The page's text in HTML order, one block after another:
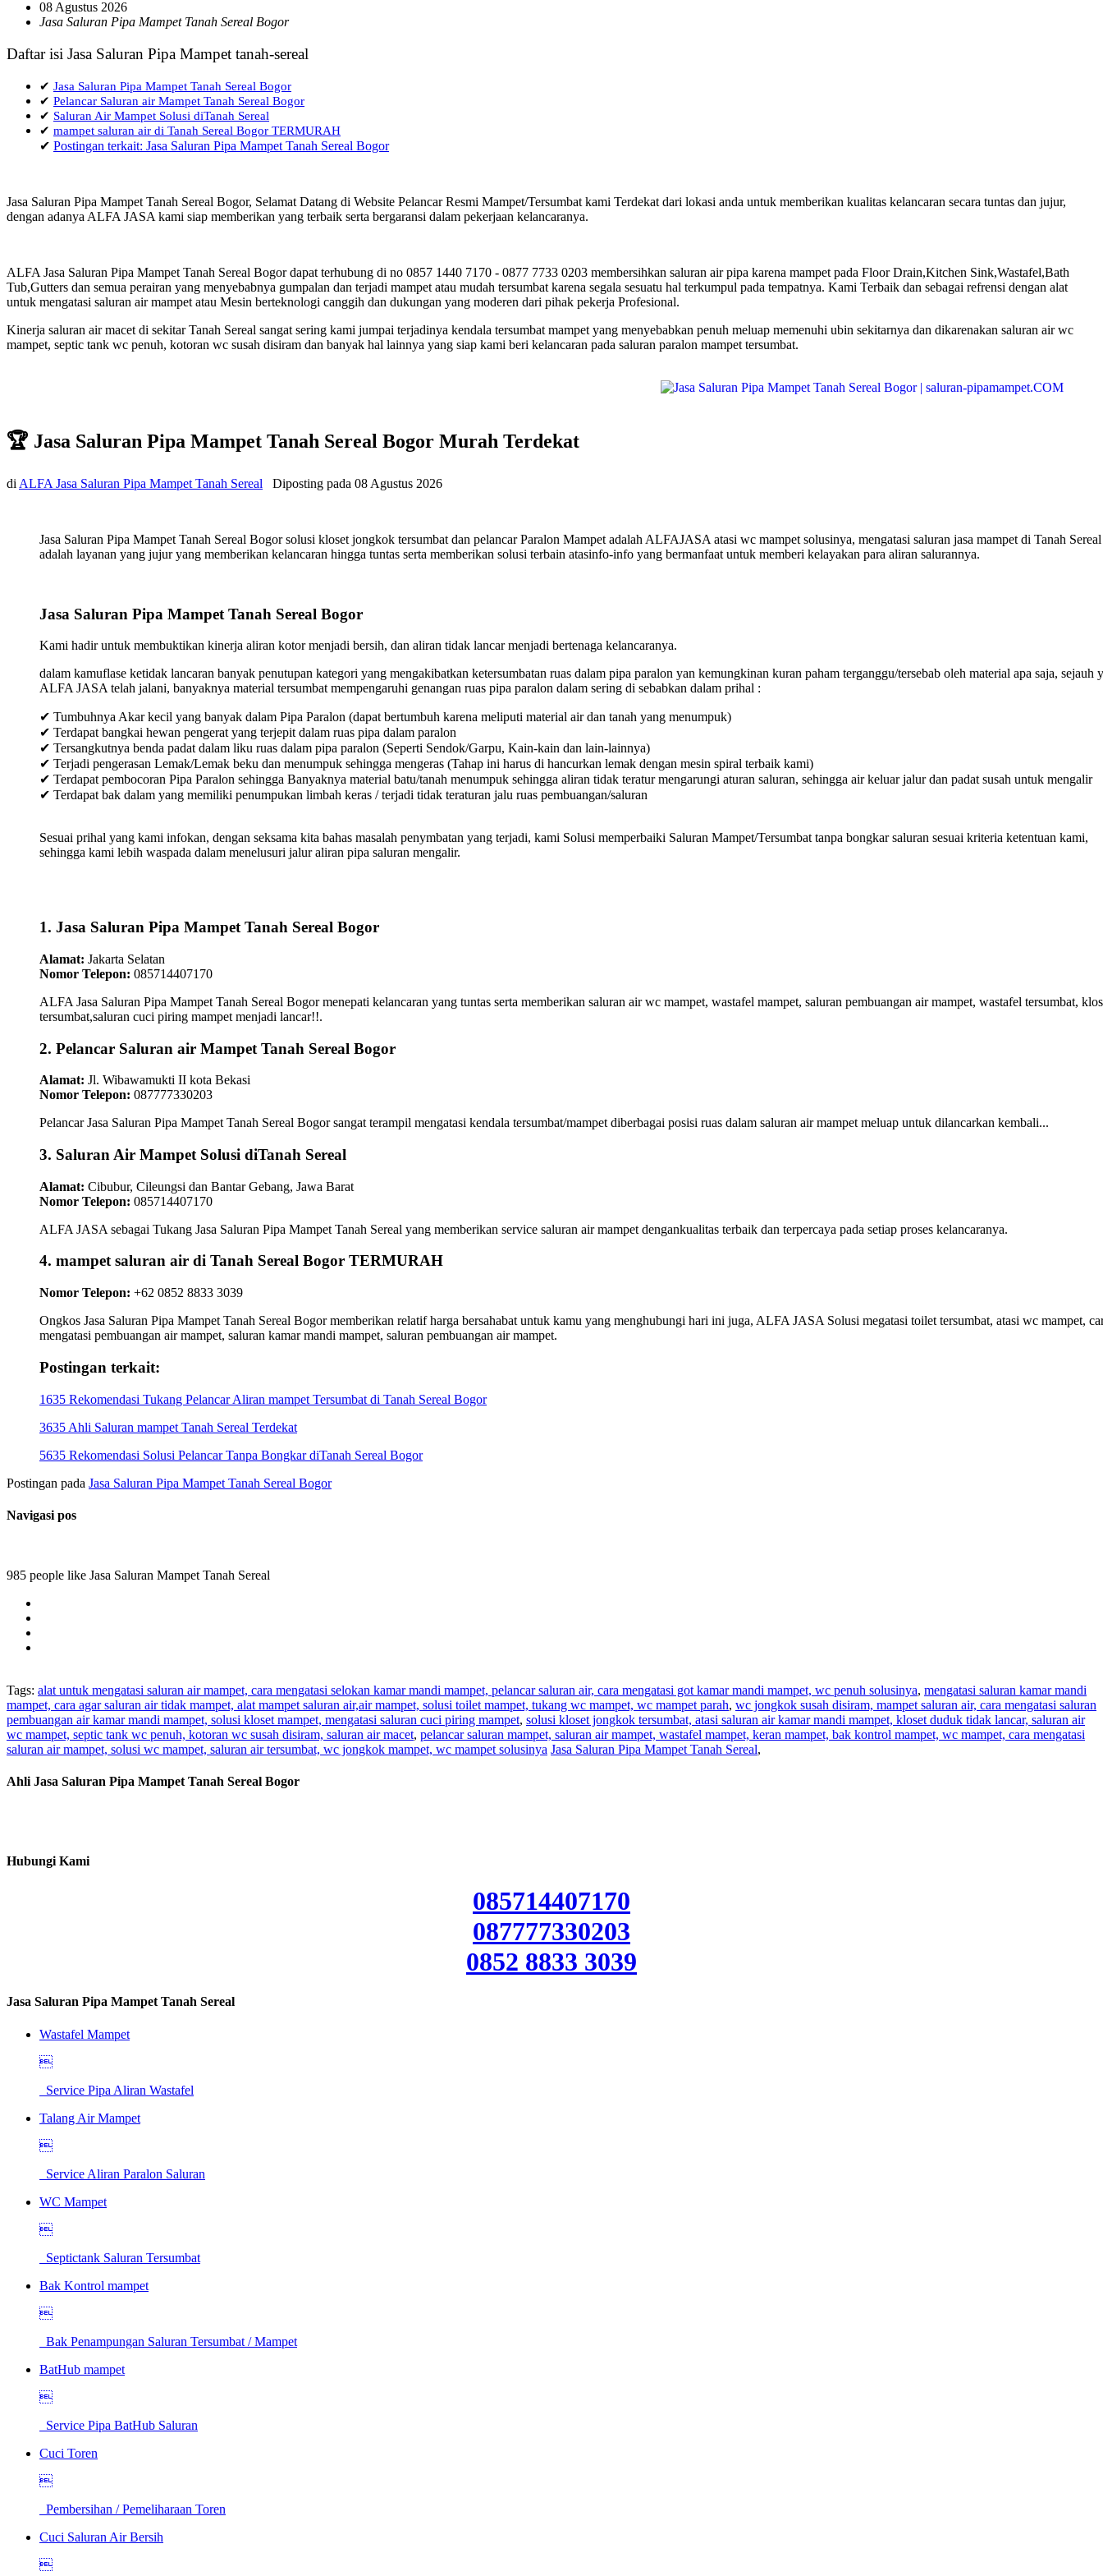
08 Agustus 2026
Jasa Saluran Pipa Mampet Tanah Sereal Bogor
Daftar isi Jasa Saluran Pipa Mampet tanah-sereal
✔ Jasa Saluran Pipa Mampet Tanah Sereal Bogor
✔ Pelancar Saluran air Mampet Tanah Sereal Bogor
✔ Saluran Air Mampet Solusi diTanah Sereal
✔ mampet saluran air di Tanah Sereal Bogor TERMURAH
✔ Postingan terkait: Jasa Saluran Pipa Mampet Tanah Sereal Bogor
Jasa Saluran Pipa Mampet Tanah Sereal Bogor, Selamat Datang di Website Pelancar Resmi Mampet/Tersumbat kami Terdekat dari lokasi anda untuk memberikan kualitas kelancaran secara tuntas dan jujur,
dengan adanya ALFA JASA kami siap memberikan yang terbaik serta bergaransi dalam pekerjaan kelancaranya.
ALFA Jasa Saluran Pipa Mampet Tanah Sereal Bogor dapat terhubung di no 0857 1440 7170 - 0877 7733 0203 membersihkan saluran air pipa karena mampet pada Floor Drain,Kitchen Sink,Wastafel,Bath
Tub,Gutters dan semua perairan yang menyebabnya gumpalan dan terjadi mampet atau mudah tersumbat karena segala sesuatu hal terkumpul pada tempatnya. Kami Terbaik dan sebagai refrensi dengan alat
untuk mengatasi saluran air mampet atau Mesin berteknologi canggih dan dukungan yang moderen dari pihak pekerja Profesional.
Kinerja saluran air macet di sekitar Tanah Sereal sangat sering kami jumpai terjadinya kendala tersumbat mampet yang menyebabkan penuh meluap memenuhi ubin sekitarnya dan dikarenakan saluran air wc
mampet, septic tank wc penuh, kotoran wc susah disiram dan banyak hal lainnya yang siap kami beri kelancaran pada saluran paralon mampet tersumbat.
🏆 Jasa Saluran Pipa Mampet Tanah Sereal Bogor Murah Terdekat
di ALFA Jasa Saluran Pipa Mampet Tanah Sereal Diposting pada 08 Agustus 2026
Jasa Saluran Pipa Mampet Tanah Sereal Bogor solusi kloset jongkok tersumbat dan pelancar Paralon Mampet adalah ALFAJASA atasi wc mampet solusinya, mengatasi saluran jasa mampet di Tanah Sereal
adalah layanan yang jujur yang memberikan kelancaran hingga tuntas serta memberikan solusi terbain atasinfo-info yang bermanfaat untuk memberi kelayakan para aliran salurannya.
Jasa Saluran Pipa Mampet Tanah Sereal Bogor
Kami hadir untuk membuktikan kinerja aliran kotor menjadi bersih, dan aliran tidak lancar menjadi bertenaga kelancaranya.
dalam kamuflase ketidak lancaran banyak penutupan kategori yang mengakibatkan ketersumbatan ruas dalam pipa paralon yan kemungkinan kuran paham terganggu/tersebab oleh material apa saja, sejauh
ALFA JASA telah jalani, banyaknya material tersumbat mempengaruhi genangan ruas pipa paralon dalam sering di sebabkan dalam prihal :
✔ Tumbuhnya Akar kecil yang banyak dalam Pipa Paralon (dapat bertumbuh karena meliputi material air dan tanah yang menumpuk)
✔ Terdapat bangkai hewan pengerat yang terjepit dalam ruas pipa dalam paralon
✔ Tersangkutnya benda padat dalam liku ruas dalam pipa paralon (Seperti Sendok/Garpu, Kain-kain dan lain-lainnya)
✔ Terjadi pengerasan Lemak/Lemak beku dan menumpuk sehingga mengeras (Tahap ini harus di hancurkan lemak dengan mesin spiral terbaik kami)
✔ Terdapat pembocoran Pipa Paralon sehingga Banyaknya material batu/tanah menumpuk sehingga aliran tidak teratur mengarungi aturan saluran, sehingga air keluar jalur dan padat susah untuk mengalir
✔ Terdapat bak dalam yang memiliki penumpukan limbah keras / terjadi tidak teraturan jalu ruas pembuangan/saluran
Sesuai prihal yang kami infokan, dengan seksama kita bahas masalah penymbatan yang terjadi, kami Solusi memperbaiki Saluran Mampet/Tersumbat tanpa bongkar saluran sesuai kriteria ketentuan kami,
sehingga kami lebih waspada dalam menelusuri jalur aliran pipa saluran mengalir.
1. Jasa Saluran Pipa Mampet Tanah Sereal Bogor
Alamat: Jakarta Selatan
Nomor Telepon: 085714407170
ALFA Jasa Saluran Pipa Mampet Tanah Sereal Bogor menepati kelancaran yang tuntas serta memberikan saluran air wc mampet, wastafel mampet, saluran pembuangan air mampet, wastafel tersumbat,
tersumbat,saluran cuci piring mampet menjadi lancar!!.
2. Pelancar Saluran air Mampet Tanah Sereal Bogor
Alamat: Jl. Wibawamukti II kota Bekasi
Nomor Telepon: 087777330203
Pelancar Jasa Saluran Pipa Mampet Tanah Sereal Bogor sangat terampil mengatasi kendala tersumbat/mampet diberbagai posisi ruas dalam saluran air mampet meluap untuk dilancarkan kembali...
3. Saluran Air Mampet Solusi diTanah Sereal
Alamat: Cibubur, Cileungsi dan Bantar Gebang, Jawa Barat
Nomor Telepon: 085714407170
ALFA JASA sebagai Tukang Jasa Saluran Pipa Mampet Tanah Sereal yang memberikan service saluran air mampet dengankualitas terbaik dan terpercaya pada setiap proses kelancaranya.
4. mampet saluran air di Tanah Sereal Bogor TERMURAH
Nomor Telepon: +62 0852 8833 3039
Ongkos Jasa Saluran Pipa Mampet Tanah Sereal Bogor memberikan relatif harga bersahabat untuk kamu yang menghubungi hari ini juga, ALFA JASA Solusi megatasi toilet tersumbat, atasi wc mampet,
mengatasi pembuangan air mampet, saluran kamar mandi mampet, saluran pembuangan air mampet.
Postingan terkait:
1635 Rekomendasi Tukang Pelancar Aliran mampet Tersumbat di Tanah Sereal Bogor
3635 Ahli Saluran mampet Tanah Sereal Terdekat
5635 Rekomendasi Solusi Pelancar Tanpa Bongkar diTanah Sereal Bogor
Postingan pada Jasa Saluran Pipa Mampet Tanah Sereal Bogor
Navigasi pos
985 people like Jasa Saluran Mampet Tanah Sereal
Tags: alat untuk mengatasi saluran air mampet, cara mengatasi selokan kamar mandi mampet, pelancar saluran air, cara mengatasi got kamar mandi mampet, wc penuh solusinya, mengatasi saluran kamar mandi
mampet, cara agar saluran air tidak mampet, alat mampet saluran air,air mampet, solusi toilet mampet, tukang wc mampet, wc mampet parah, wc jongkok susah disiram, mampet saluran air, cara mengatasi saluran
pembuangan air kamar mandi mampet, solusi kloset mampet, mengatasi saluran cuci piring mampet, solusi kloset jongkok tersumbat, atasi saluran air kamar mandi mampet, kloset duduk tidak lancar, saluran air
wc mampet, septic tank wc penuh, kotoran wc susah disiram, saluran air macet, pelancar saluran mampet, saluran air mampet, wastafel mampet, keran mampet, bak kontrol mampet, wc mampet, cara mengatasi
saluran air mampet, solusi wc mampet, saluran air tersumbat, wc jongkok mampet, wc mampet solusinya Jasa Saluran Pipa Mampet Tanah Sereal,
Ahli Jasa Saluran Pipa Mampet Tanah Sereal Bogor
Hubungi Kami
085714407170
087777330203
0852 8833 3039
Jasa Saluran Pipa Mampet Tanah Sereal
Wastafel Mampet

Service Pipa Aliran Wastafel
Talang Air Mampet

Service Aliran Paralon Saluran
WC Mampet

Septictank Saluran Tersumbat
Bak Kontrol mampet

Bak Penampungan Saluran Tersumbat / Mampet
BatHub mampet

Service Pipa BatHub Saluran
Cuci Toren

Pembersihan / Pemeliharaan Toren
Cuci Saluran Air Bersih
